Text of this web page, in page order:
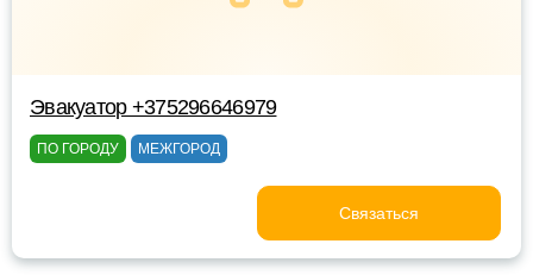
Эвакуатор +375296646979
ПО ГОРОДУ МЕЖГОРОД
Связаться